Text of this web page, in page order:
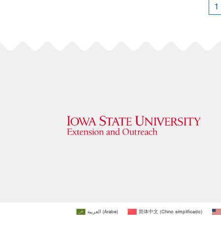
1
العربية (Árabe) 简体中文 (Chino simplificado)